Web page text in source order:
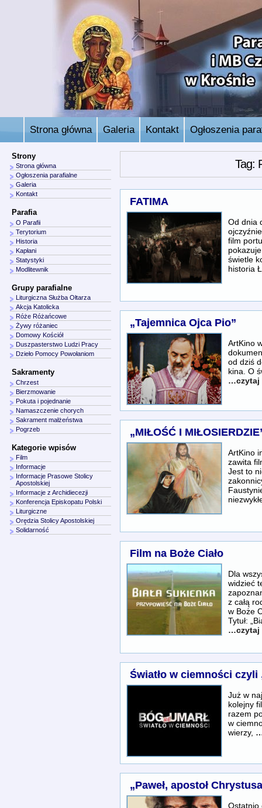
Strona główna Galeria Kontakt Ogłoszenia
Tag:
FATIMA
Od dnia
film
świetle
historia
„Tajemnica Ojca Pio”
ArtKino
od dziś
kina. O
…czytaj
„MIŁOŚĆ I
ArtKino
zawita
Jest to
Film na Boże Ciało
Dla
widzieć
z całą
w Boże
Tytuł:
…czytaj
Światło w ciemności czyli
Już w
kolejny
razem
w
wierzy,
„Paweł, apostoł
Ostatnio
Strony
Strona główna
Ogłoszenia parafialne
Galeria
Kontakt
Parafia
O Parafii
Terytorium
Historia
Kapłani
Statystyki
Modlitewnik
Grupy parafialne
Liturgiczna Służba Ołtarza
Akcja Katolicka
Róże Różańcowe
Żywy różaniec
Domowy Kościół
Duszpasterstwo Ludzi Pracy
Dzieło Pomocy Powołaniom
Sakramenty
Chrzest
Bierzmowanie
Pokuta i pojednanie
Namaszczenie chorych
Sakrament małżeństwa
Pogrzeb
Kategorie wpisów
Film
Informacje
Informacje Prasowe Stolicy
Apostolskiej
Informacje z Archidiecezji
Konferencja Episkopatu Polski
Liturgiczne
Orędzia Stolicy Apostolskiej
Solidarność